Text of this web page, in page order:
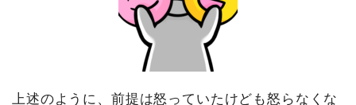
上述のように、前提は怒っていたけども怒らなくな